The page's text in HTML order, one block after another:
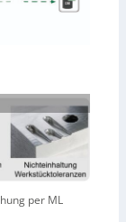
per ML